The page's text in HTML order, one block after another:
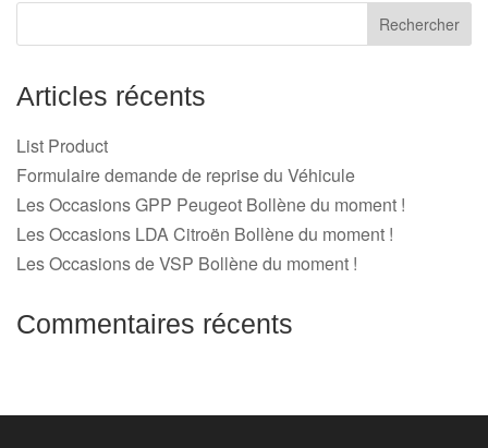
Articles récents
List Product
Formulaire demande de reprise du Véhicule
Les Occasions GPP Peugeot Bollène du moment !
Les Occasions LDA Citroën Bollène du moment !
Les Occasions de VSP Bollène du moment !
Commentaires récents